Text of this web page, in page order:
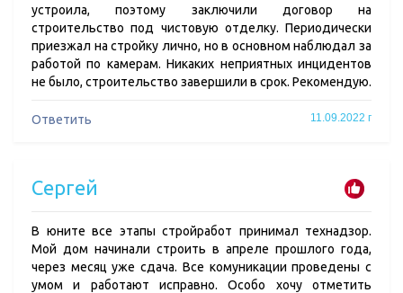
устроила, поэтому заключили договор на
строительство под чистовую отделку. Периодически
приезжал на стройку лично, но в основном наблюдал за
работой по камерам. Никаких неприятных инцидентов
не было, строительство завершили в срок. Рекомендую.
Ответить 11.09.2022 г
Сергей
В юните все этапы стройработ принимал технадзор.
Мой дом начинали строить в апреле прошлого года,
через месяц уже сдача. Все комуникации проведены с
умом и работают исправно. Особо хочу отметить